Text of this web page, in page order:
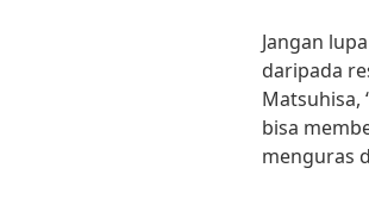
Jangan
daripada
Matsuhisa,
bisa
menguras